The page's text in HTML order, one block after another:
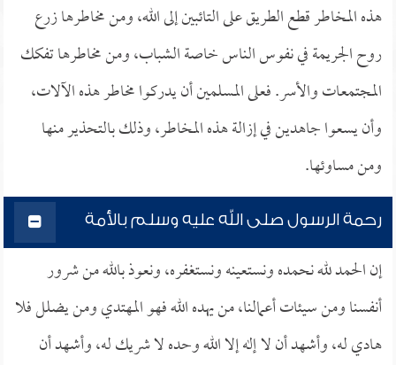
هذه المخاطر قطع الطريق على التائبين إلى الله، ومن مخاطرها زرع
روح الجريمة في نفوس الناس خاصة الشباب، ومن مخاطرها تفكك
المجتمعات والأسر. فعلى المسلمين أن يدركوا مخاطر هذه الآلات،
وأن يسعوا جاهدين في إزالة هذه المخاطر، وذلك بالتحذير منها
ومن مساوئها.
رحمة الرسول صلى الله عليه وسلم بالأمة
إن الحمد لله نحمده ونستعينه ونستغفره، ونعوذ بالله من شرور
أنفسنا ومن سيئات أعمالنا، من يهده الله فهو المهتدي ومن يضلل فلا
هادي له، وأشهد أن لا إله إلا الله وحده لا شريك له، وأشهد أن